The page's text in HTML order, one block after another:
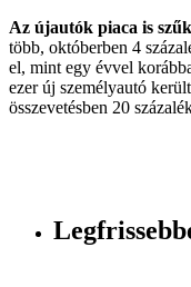
Az újautók piaca is
több, októberben 4
el, mint egy évvel
ezer új személyautó
összevetésben 20